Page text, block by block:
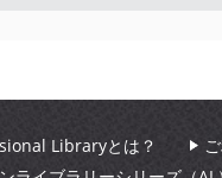
Libraryとは？